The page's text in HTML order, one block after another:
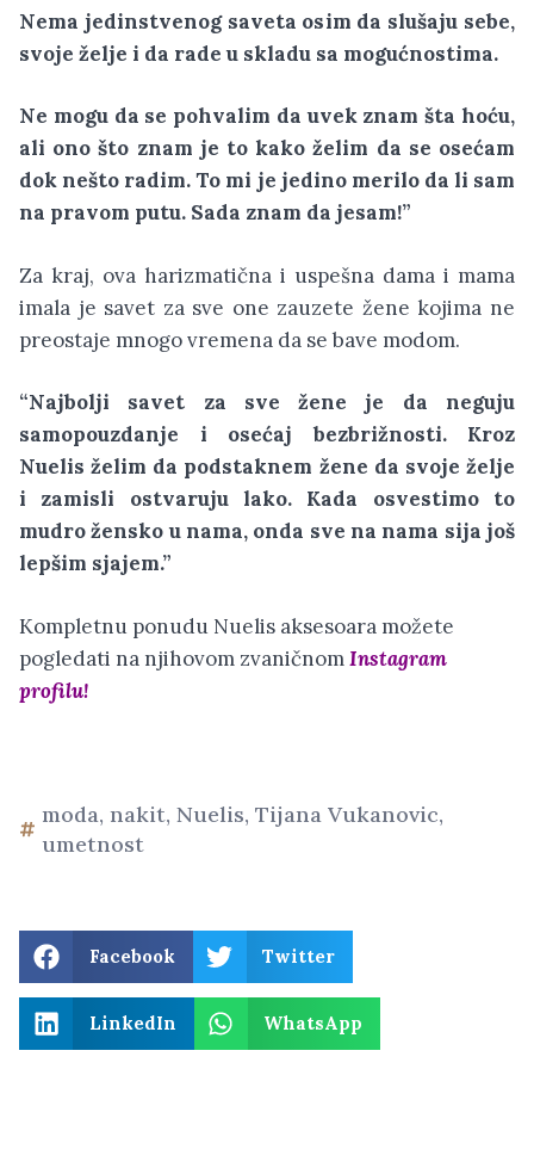
Nema jedinstvenog saveta osim da slušaju sebe,
svoje želje i da rade u skladu sa mogućnostima.
Ne mogu da se pohvalim da uvek znam šta hoću,
ali ono što znam je to kako želim da se osećam
dok nešto radim. To mi je jedino merilo da li sam
na pravom putu. Sada znam da jesam!”
Za kraj, ova harizmatična i uspešna dama i mama
imala je savet za sve one zauzete žene kojima ne
preostaje mnogo vremena da se bave modom.
“Najbolji savet za sve žene je da neguju
samopouzdanje i osećaj bezbrižnosti. Kroz
Nuelis želim da podstaknem žene da svoje želje
i zamisli ostvaruju lako. Kada osvestimo to
mudro žensko u nama, onda sve na nama sija još
lepšim sjajem.”
Kompletnu ponudu Nuelis aksesoara možete
pogledati na njihovom zvaničnomInstagram
profilu!
moda, nakit, Nuelis, Tijana Vukanovic,
umetnost
Facebook Twitter
LinkedIn WhatsApp